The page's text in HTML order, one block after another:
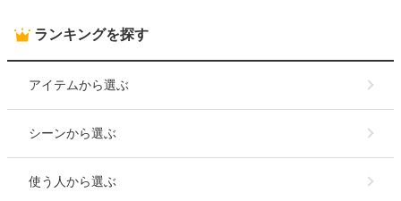
ランキングを探す
アイテムから選ぶ
シーンから選ぶ
使う人から選ぶ